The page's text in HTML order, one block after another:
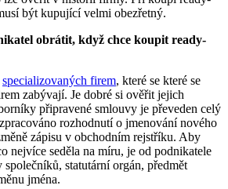
být kupující velmi obezřetný.
obrátit, když chce koupit ready-
specializovaných firem, které se které se
zabývají. Je dobré si ověřit jejich
připravené smlouvy je převeden celý
rozhodnutí o jmenování nového
zápisu v obchodním rejstříku. Aby
nejvíce seděla na míru, je od podnikatele
společníků, statutární orgán, předmět
jména.